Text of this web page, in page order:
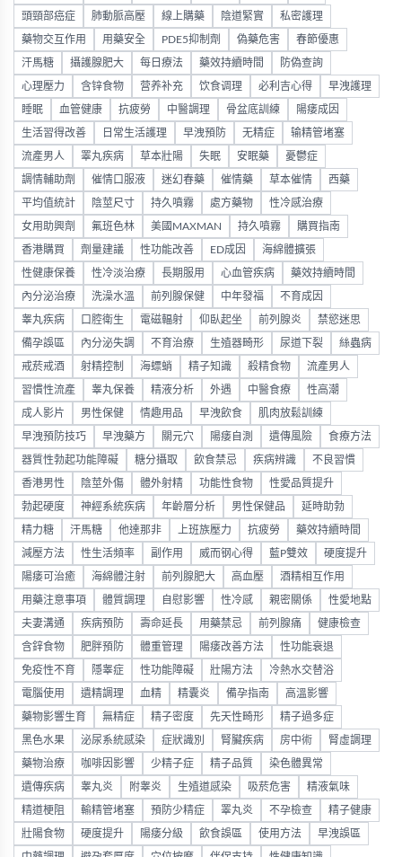
頭頸部癌症 肺動脈高壓 線上購藥 陰道緊實 私密護理
藥物交互作用 用藥安全 PDE5抑制劑 偽藥危害 春節優惠
汗馬糖 攝護腺肥大 每日療法 藥效持續時間 防偽查詢
心理壓力 含锌食物 营养补充 饮食调理 必利吉心得 早洩護理
睡眠 血管健康 抗疲勞 中醫調理 骨盆底訓練 陽痿成因
生活習得改善 日常生活護理 早洩預防 无精症 输精管堵塞
流產男人 睪丸疾病 草本壯陽 失眠 安眠藥 憂鬱症
調情輔助劑 催情口服液 迷幻春藥 催情藥 草本催情 西藥
平均值統計 陰莖尺寸 持久噴霧 處方藥物 性冷感治療
女用助興劑 氟班色林 美國MAXMAN 持久噴霧 購買指南
香港購買 劑量建議 性功能改善 ED成因 海綿體擴張
性健康保養 性冷淡治療 長期服用 心血管疾病 藥效持續時間
內分泌治療 洗澡水溫 前列腺保健 中年發福 不育成因
睾丸疾病 口腔衛生 電磁輻射 仰臥起坐 前列腺炎 禁慾迷思
備孕誤區 內分泌失調 不育治療 生殖器畸形 尿道下裂 絲蟲病
戒菸戒酒 射精控制 海螵蛸 精子知識 殺精食物 流產男人
習慣性流產 睾丸保養 精液分析 外遇 中醫食療 性高潮
成人影片 男性保健 情趣用品 早洩飲食 肌肉放鬆訓練
早洩預防技巧 早洩藥方 關元穴 陽痿自測 遺傳風險 食療方法
器質性勃起功能障礙 糖分攝取 飲食禁忌 疾病辨識 不良習慣
香港男性 陰莖外傷 體外射精 功能性食物 性愛品質提升
勃起硬度 神經系統疾病 年齡層分析 男性保健品 延時助勃
精力糖 汗馬糖 他達那非 上班族壓力 抗疲勞 藥效持續時間
減壓方法 性生活頻率 副作用 威而钢心得 藍P雙效 硬度提升
陽痿可治癒 海綿體注射 前列腺肥大 高血壓 酒精相互作用
用藥注意事項 體質調理 自慰影響 性冷感 親密關係 性愛地點
夫妻溝通 疾病預防 壽命延長 用藥禁忌 前列腺痛 健康檢查
含鋅食物 肥胖預防 體重管理 陽痿改善方法 性功能衰退
免疫性不育 隱睾症 性功能障礙 壯陽方法 冷熱水交替浴
電腦使用 遺精調理 血精 精囊炎 備孕指南 高溫影響
藥物影響生育 無精症 精子密度 先天性畸形 精子過多症
黑色水果 泌尿系統感染 症狀識別 腎臟疾病 房中術 腎虛調理
藥物治療 咖啡因影響 少精子症 精子品質 染色體異常
遺傳疾病 睾丸炎 附睾炎 生殖道感染 吸菸危害 精液氣味
精道梗阻 輸精管堵塞 預防少精症 睪丸炎 不孕檢查 精子健康
壯陽食物 硬度提升 陽痿分級 飲食誤區 使用方法 早洩誤區